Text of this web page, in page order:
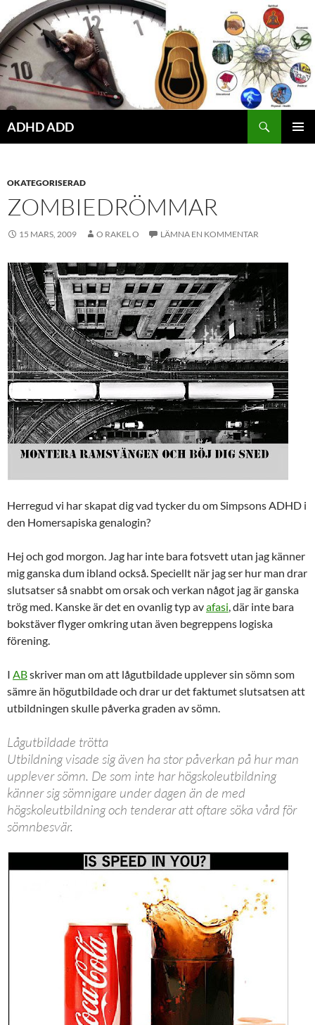
Hoppa
till
innehåll
ADHD ADD
OKATEGORISERAD
ZOMBIEDRÖMMAR
15 MARS, 2009 O RAKEL O LÄMNA EN KOMMENTAR
Herregud vi har skapat dig vad tycker du om Simpsons ADHD i
den Homersapiska genalogin?
Hej och god morgon. Jag har inte bara fotsvett utan jag känner
mig ganska dum ibland också. Speciellt när jag ser hur man drar
slutsatser så snabbt om orsak och verkan något jag är ganska
trög med. Kanske är det en ovanlig typ avafasi, där inte bara
bokstäver flyger omkring utan även begreppens logiska
förening.
I ABskriver man om att lågutbildade upplever sin sömn som
sämre än högutbildade och drar ur det faktumet slutsatsen att
utbildningen skulle påverka graden av sömn.
Lågutbildade trötta
Utbildning visade sig även ha stor påverkan på hur man
upplever sömn. De som inte har högskoleutbildning
känner sig sömnigare under dagen än de med
högskoleutbildning och tenderar att oftare söka vård för
sömnbesvär.